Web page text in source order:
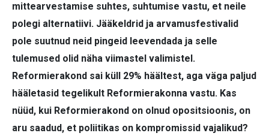
mittearvestamise suhtes, suhtumise vastu, et neile
polegi alternatiivi. Jääkeldrid ja arvamusfestivalid
pole suutnud neid pingeid leevendada ja selle
tulemused olid näha viimastel valimistel.
Reformierakond sai küll 29% häältest, aga väga paljud
hääletasid tegelikult Reformierakonna vastu. Kas
nüüd, kui Reformierakond on olnud opositsioonis, on
aru saadud, et poliitikas on kompromissid vajalikud?